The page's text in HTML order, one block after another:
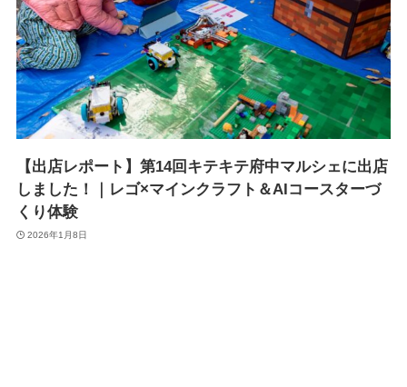
【出店レポート】第14回キテキテ府中マルシェに出店
しました！｜レゴ×マインクラフト＆AIコースターづ
くり体験
2026年1月8日